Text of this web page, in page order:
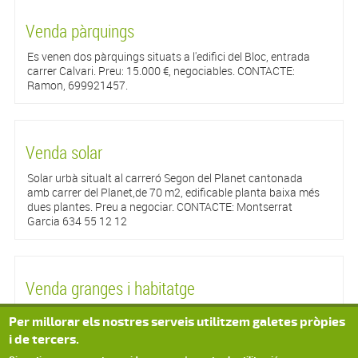
Venda pàrquings
Es venen dos pàrquings situats a l'edifici del Bloc, entrada
carrer Calvari. Preu: 15.000 €, negociables. CONTACTE:
Ramon, 699921457.
Venda solar
Solar urbà situalt al carreró Segon del Planet cantonada
amb carrer del Planet,de 70 m2, edificable planta baixa més
dues plantes. Preu a negociar. CONTACTE: Montserrat
Garcia 634 55 12 12
Venda granges i habitatge
Es venen antigues granges i l'habitage adjacent. Es troba a la
sortida del poble de Duesaigües a peu de la carretera T-313.
Hi han 5.000 m² construïts. CONTACTE: Juliana 671336805.
Per millorar els nostres serveis utilitzem galetes pròpies
i de tercers.